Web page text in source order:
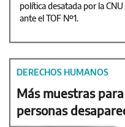
política desatada por la
ante el TOF Nº1.
DERECHOS HUMANOS
Más muestras
personas